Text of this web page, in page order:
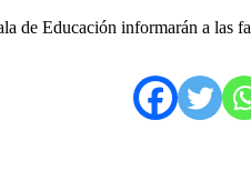
Educación informarán a las